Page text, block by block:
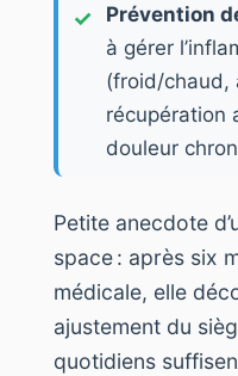
Prévention
à gérer
(froid/chaud,
récupération
douleur
Petite anecdote
space : après six
médicale, elle
ajustement du
quotidiens